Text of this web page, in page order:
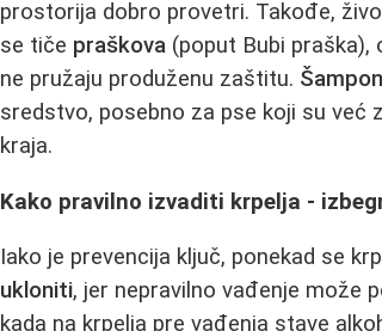
prostorija dobro provetri. Takođe,
se tiče praškova (poput Bubi
ne pružaju produženu zaštitu.
sredstvo, posebno za pse koji su već
kraja.
Kako pravilno izvaditi krpelja -
Iako je prevencija ključ, ponekad se
ukloniti, jer nepravilno vađenje može
kada na krpelja pre vađenja stave